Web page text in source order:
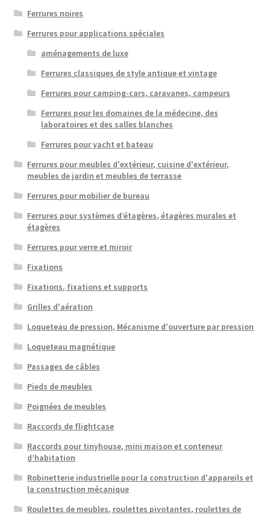
Ferrures noires
Ferrures pour applications spéciales
aménagements de luxe
Ferrures classiques de style antique et vintage
Ferrures pour camping-cars, caravanes, campeurs
Ferrures pour les domaines de la médecine, des
laboratoires et des salles blanches
Ferrures pour yacht et bateau
Ferrures pour meubles d'extérieur, cuisine d'extérieur,
meubles de jardin et meubles de terrasse
Ferrures pour mobilier de bureau
Ferrures pour systèmes d’étagères, étagères murales et
étagères
Ferrures pour verre et miroir
Fixations
Fixations, fixations et supports
Grilles d'aération
Loqueteau de pression, Mécanisme d'ouverture par pression
Loqueteau magnétique
Passages de câbles
Pieds de meubles
Poignées de meubles
Raccords de flightcase
Raccords pour tinyhouse, mini maison et conteneur
d’habitation
Robinetterie industrielle pour la construction d'appareils et
la construction mécanique
Roulettes de meubles, roulettes pivotantes, roulettes de